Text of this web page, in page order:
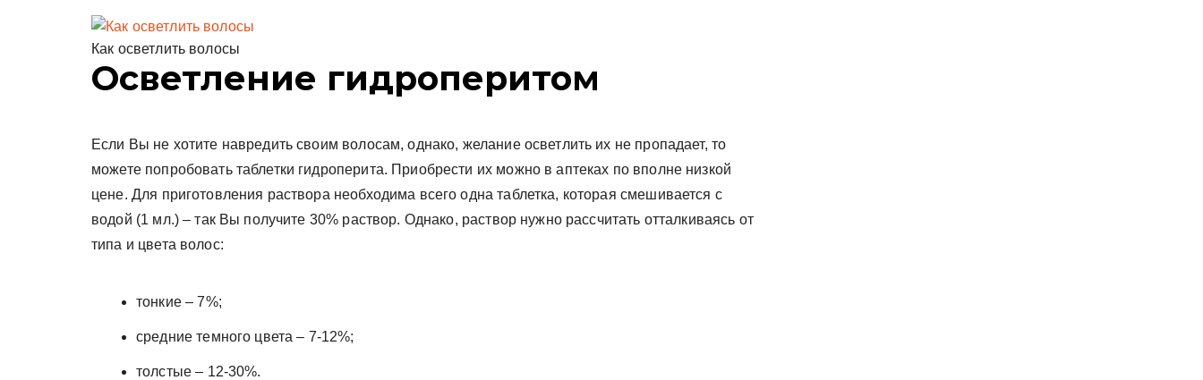
Как осветлить волосы
Осветление гидроперитом
Если Вы не хотите навредить своим волосам, однако, желание осветлить их не пропадает, то
можете попробовать таблетки гидроперита. Приобрести их можно в аптеках по вполне низкой
цене. Для приготовления раствора необходима всего одна таблетка, которая смешивается с
водой (1 мл.) – так Вы получите 30% раствор. Однако, раствор нужно рассчитать отталкиваясь от
типа и цвета волос:
тонкие – 7%;
средние темного цвета – 7-12%;
толстые – 12-30%.